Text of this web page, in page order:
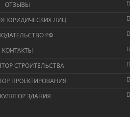
ОТЗЫВЫ
ЮРИДИЧЕСКИХ ЛИЦ
РФ
КОНТАКТЫ
СТРОИТЕЛЬСТВА
ПРОЕКТИРОВАНИЯ
ЗДАНИЯ